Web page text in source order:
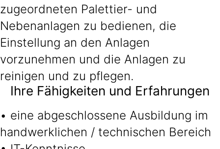
zugeordneten Palettier- und
Nebenanlagen zu bedienen, die
Einstellung an den Anlagen
vorzunehmen und die Anlagen zu
reinigen und zu pflegen.
Ihre Fähigkeiten und Erfahrungen
• eine abgeschlossene Ausbildung im
handwerklichen / technischen Bereich